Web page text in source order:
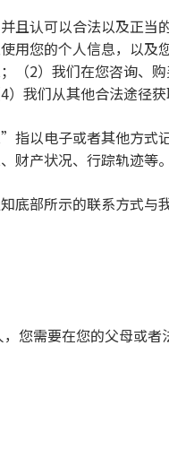
可以合法以及正当
您的个人信息，以及
）我们在您咨询、购
我们从其他合法途径获
以电子或者其他方式
产状况、行踪轨迹等
底部所示的联系方式与
您需要在您的父母或者